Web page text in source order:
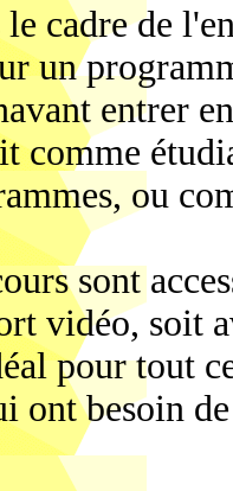
le cadre de
un
entrer
comme
ou
sont
vidéo, soit
pour tout
ont besoin